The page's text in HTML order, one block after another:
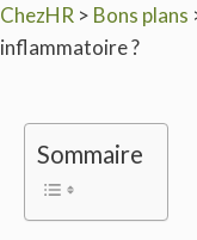
ChezHR > Bons plans
inflammatoire ?
Sommaire